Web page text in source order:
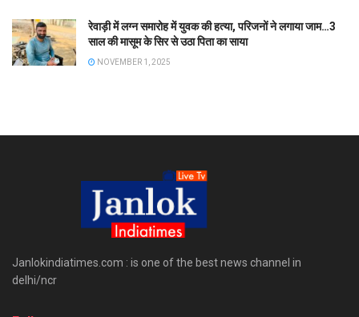
रेवाड़ी में लग्न समारोह में युवक की हत्या, परिजनों ने लगाया जाम…3
साल की मासूम के सिर से उठा पिता का साया
NOVEMBER 1, 2025
Janlokindiatimes.com : is one of the best news channel in
delhi/ncr